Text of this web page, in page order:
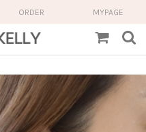
ORDER MYPAGE